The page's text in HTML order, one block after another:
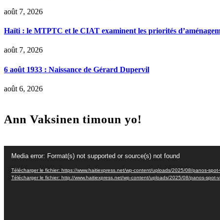
août 7, 2026
Haïti : le MTPTC et le CIAT examinent les priorités
août 7, 2026
6 août 1933 : Naissance de Gérard Dupervil
août 6, 2026
Ann Vaksinen timoun yo!
vidéo
Media error: Format(s) not supported or source(s) not found
Télécharger le fichier: https://www.haitiexpress.net/wp-content/uploads/2025/08/panos-
Télécharger le fichier: http://www.haitiexpress.net/wp-content/uploads/2025/08/panos-spot-